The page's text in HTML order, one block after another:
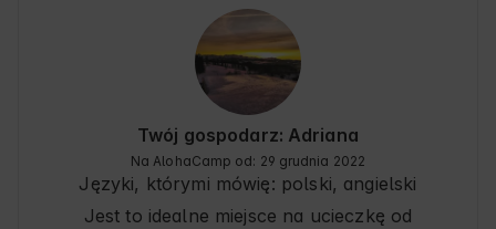
ogrodowy sa wspólne dla wszystkich. W TV
kanały tylko TVP (albo czegoś nie ogarnąłem z
pilota :)), brak dostępu do wi-fi, a do tego zasieg
max 2kreski, ale na odtwarzanie netflixa z
laptopa wystarczylo :) Brak kabla hdmi przy TV,
wiec trzeba mieć swój.
Brakowało mi mydła (szampon i żel był),
korkociagu i dodatkowych ręczników (dla
kazdego byl jeden duzy i jeden maly) oraz
miejsca gdzie to suszyć.
Twój gospodarz: Adriana
Na AlohaCamp od: 29 grudnia 2022
Języki, którymi mówię: polski, angielski
Jest to idealne miejsce na ucieczkę od